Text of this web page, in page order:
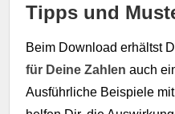
Tipps und
Beim Download erhältst
für Deine Zahlen auch
Ausführliche Beispiele